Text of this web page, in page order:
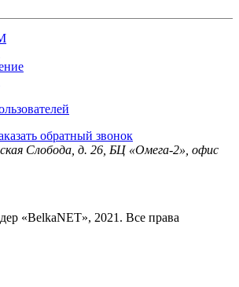
обратный звонок
Слобода, д. 26, БЦ «Омега-2», офис
«BelkaNET», 2021. Все права